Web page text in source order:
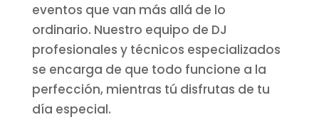
eventos que van más allá de lo
ordinario. Nuestro equipo de DJ
profesionales y técnicos especializados
se encarga de que todo funcione a la
perfección, mientras tú disfrutas de tu
día especial.